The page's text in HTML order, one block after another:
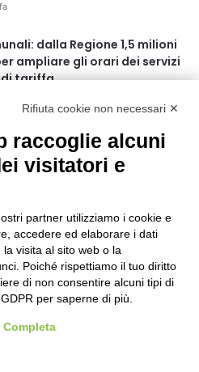
dalla Regione 1,5 milioni
ampliare gli orari dei servizi
tariffa
verso la collina
la strada al Grande
modello di IA stima il volume
del pianeta
Gonzaga restituita la vista
senza più speranze
Rifiuta cookie non necessari ✕
raccoglie alcuni
visitatori e
partner utilizziamo i cookie e
accedere ed elaborare i dati
visita al sito web o la
Poiché rispettiamo il tuo diritto
di non consentire alcuni tipi di
per saperne di più.